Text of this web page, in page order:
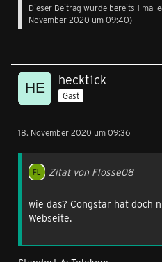
Dieser Beitrag wurde bereits 1 mal
November 2020 um 09:40)
heckt1ck
Gast
18. November 2020 um 09:36
Zitat von Flosse08
wie das? Congstar hat doch
Webseite.